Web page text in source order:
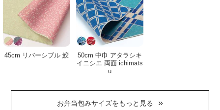
45cm リバーシブル 鮫
50cm 中巾 アタラシキ
イニシエ 両面 ichimats
u
お弁当包みサイズをもっと見る